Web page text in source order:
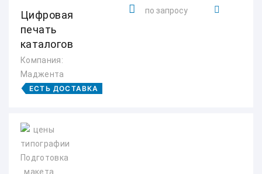
Цифровая
печать
каталогов
Компания:
Маджента
ЕСТЬ ДОСТАВКА
по запросу